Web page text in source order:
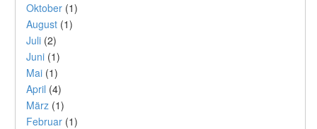
Oktober (1)
August (1)
Juli (2)
Juni (1)
Mai (1)
April (4)
März (1)
Februar (1)